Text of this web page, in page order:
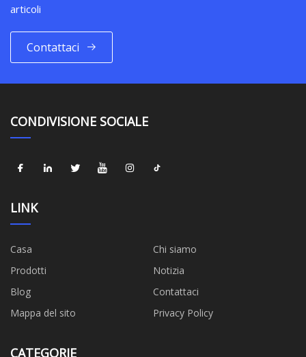
articoli
Contattaci
CONDIVISIONE SOCIALE
LINK
Casa
Chi siamo
Prodotti
Notizia
Blog
Contattaci
Mappa del sito
Privacy Policy
CATEGORIE